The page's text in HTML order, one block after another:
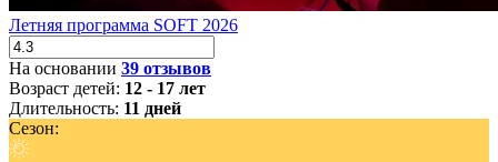
Летняя программа SOFT 2026
На основании 39 отзывов
Возраст детей: 12 - 17 лет
Длительность: 11 дней
Сезон: